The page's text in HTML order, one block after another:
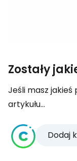
Zostały
Jeśli masz
artykułu...
Dodaj